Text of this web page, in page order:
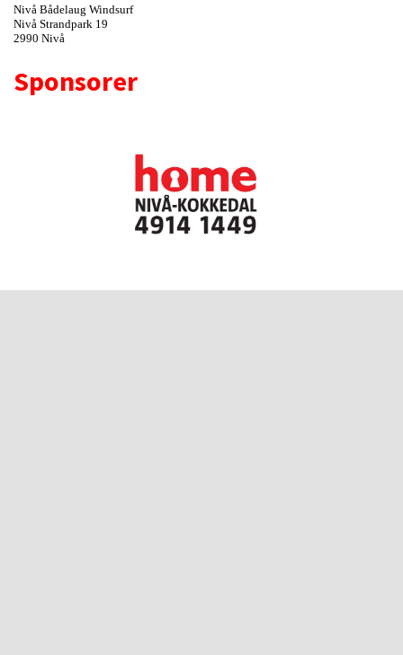
Nivå Bådelaug Windsurf
Nivå Strandpark 19
2990 Nivå
Sponsorer